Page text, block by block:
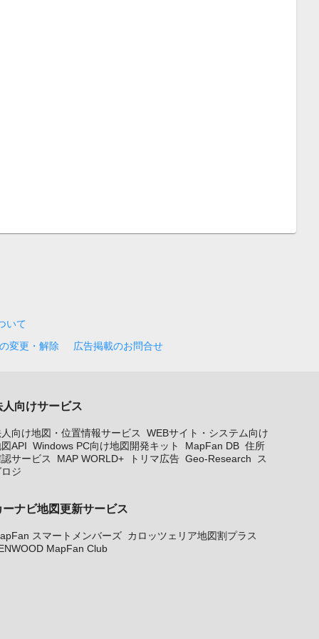
いて
変更・解除 広告掲載のお問合せ
人向けサービス
向け地図・位置情報サービス
WEBサイト・システム向け
API Windows PC向け地図開発キット MapFan DB 住所
サービス
MAP WORLD+ トリマ広告 Geo-Research
ス
ジ
ーナビ地図更新サービス
スマートメンバーズ カロッツェリア地図割プラス
MapFan Club